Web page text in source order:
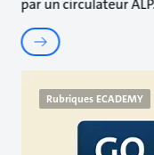
par un circulateur ALP
Rubriques ECADEMY